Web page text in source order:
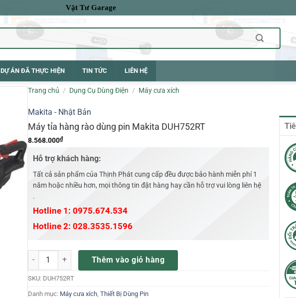
Vật Tư Garage
DỰ ÁN ĐÃ THỰC HIỆN TIN TỨC LIÊN HỆ
Trang chủ / Dụng Cụ Dùng Điện / Máy cưa xích
Makita - Nhật Bản
Máy tỉa hàng rào dùng pin Makita DUH752RT
8.568.000₫
Hỗ trợ khách hàng:
Tất cả sản phẩm của Thịnh Phát cung cấp đều được bảo hành miễn phí 1
năm hoặc nhiều hơn, mọi thông tin đặt hàng hay cần hỗ trợ vui lòng liên hệ
.
Hotline 1: 0975.674.534
Hotline 2: 028.3535.1596
Máy tỉa hàng rào dùng pin Makita DUH752RT số lượng
Thêm vào giỏ hàng
SKU: DUH752RT
Danh mục: Máy cưa xích Thiết Bị Dùng Pin